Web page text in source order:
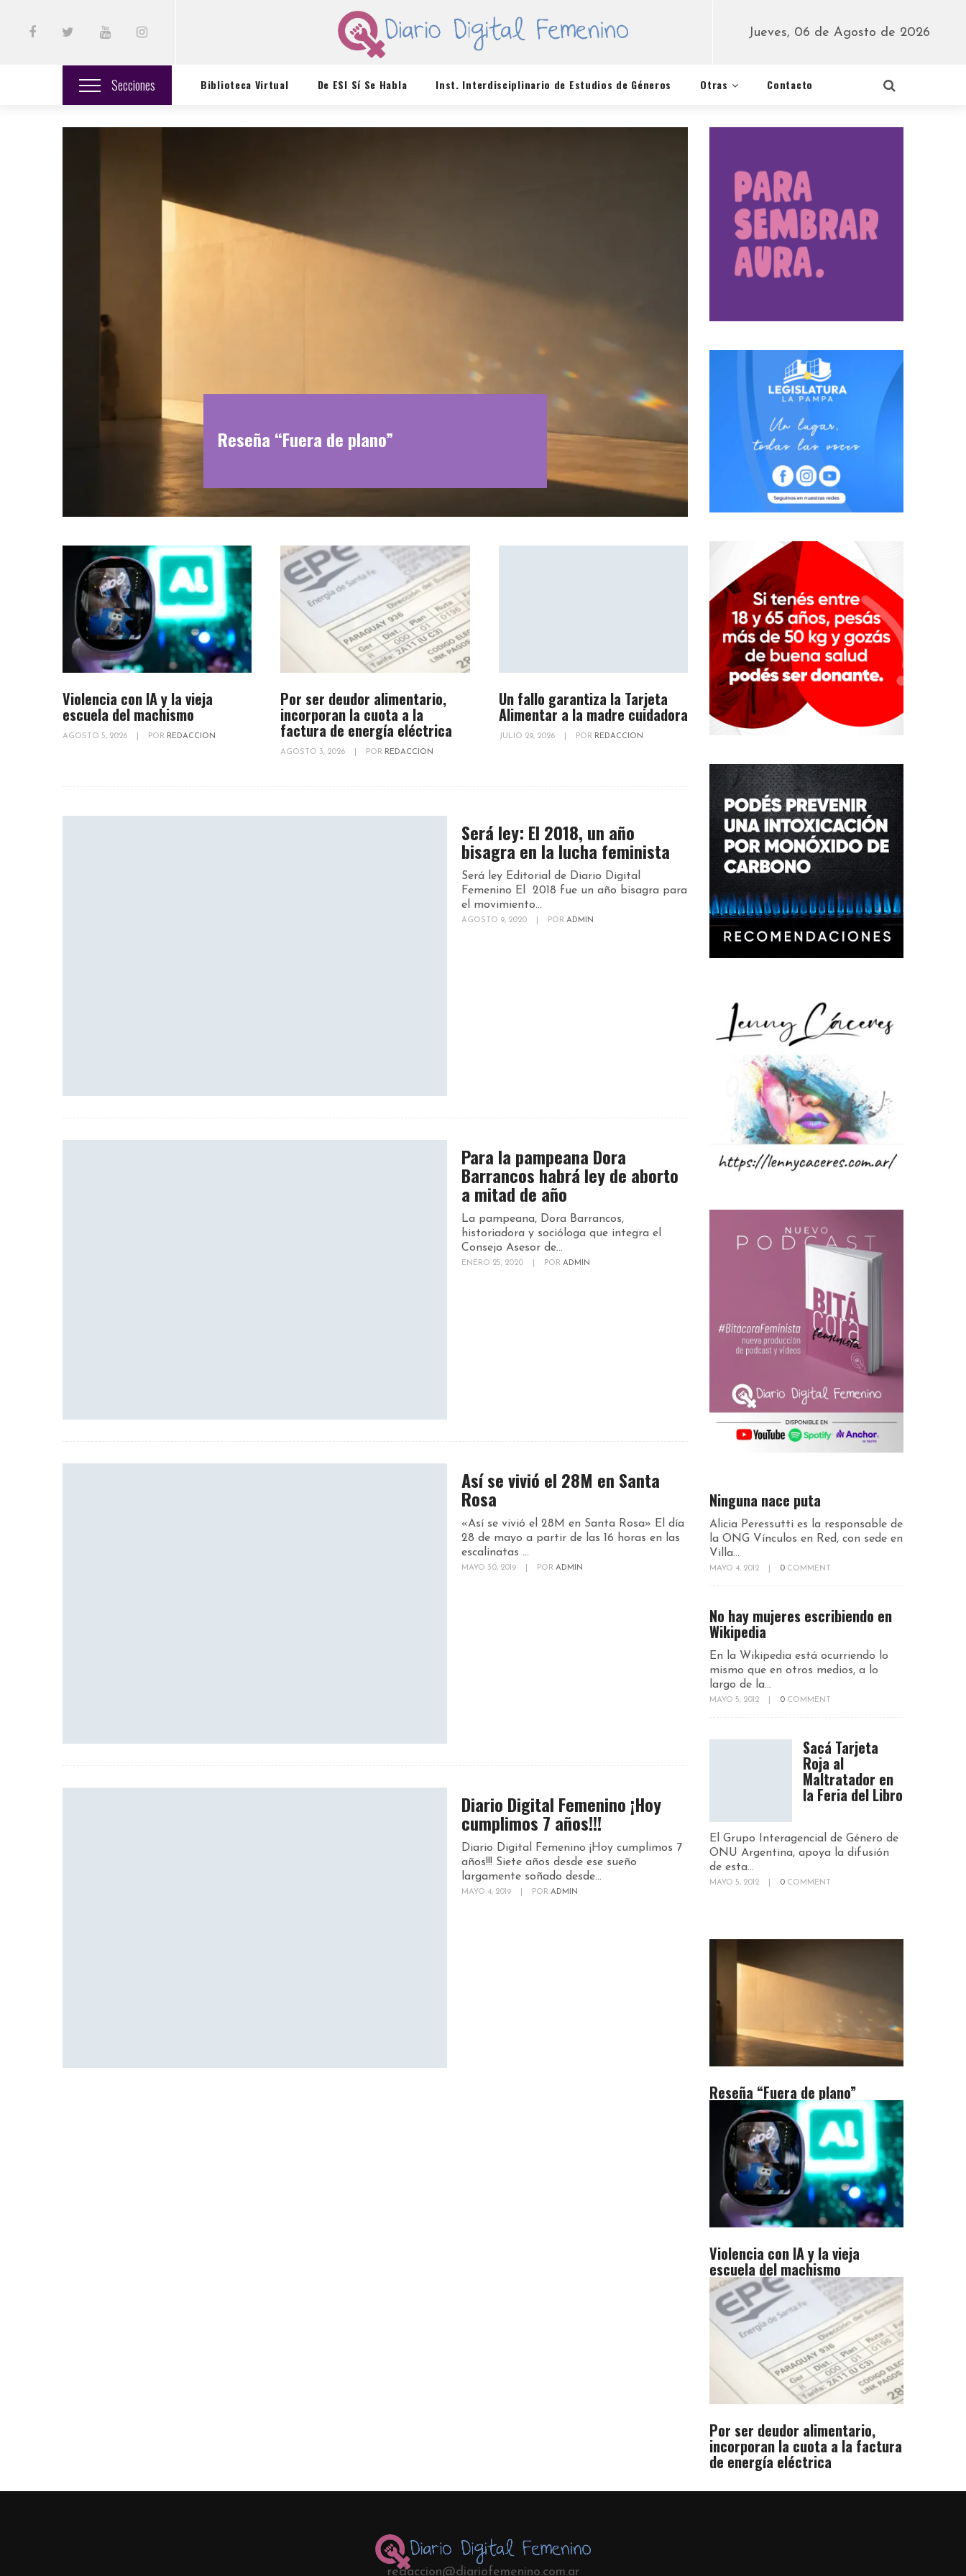
Jueves, 06 de Agosto de 2026
Secciones Biblioteca Virtual De ESI Sí Se Habla Inst. Interdisciplinario de Estudios de Géneros Otras Contacto
Reseña “Fuera de plano”
Violencia con IA y la vieja
escuela del machismo
AGOSTO 5, 2026 POR REDACCION
Por ser deudor alimentario,
incorporan la cuota a la
factura de energía eléctrica
AGOSTO 3, 2026 POR REDACCION
Un fallo garantiza la Tarjeta
Alimentar a la madre cuidadora
JULIO 29, 2026 POR REDACCION
Será ley: El 2018, un año
bisagra en la lucha feminista
Será ley Editorial de Diario Digital
Femenino El 2018 fue un año bisagra para
el movimiento...
AGOSTO 9, 2020 POR ADMIN
Para la pampeana Dora
Barrancos habrá ley de aborto
a mitad de año
La pampeana, Dora Barrancos,
historiadora y socióloga que integra el
Consejo Asesor de...
ENERO 25, 2020 POR ADMIN
Así se vivió el 28M en Santa
Rosa
«Así se vivió el 28M en Santa Rosa» El día
28 de mayo a partir de las 16 horas en las
escalinatas ...
MAYO 30, 2019 POR ADMIN
Diario Digital Femenino ¡Hoy
cumplimos 7 años!!!
Diario Digital Femenino ¡Hoy cumplimos 7
años!!! Siete años desde ese sueño
largamente soñado desde...
MAYO 4, 2019 POR ADMIN
Ninguna nace puta
Alicia Peressutti es la responsable de
la ONG Vínculos en Red, con sede en
Villa...
MAYO 4, 2012 0 COMMENT
No hay mujeres escribiendo en
Wikipedia
En la Wikipedia está ocurriendo lo
mismo que en otros medios, a lo
largo de la...
MAYO 5, 2012 0 COMMENT
Sacá Tarjeta
Roja al
Maltratador en
la Feria del Libro
El Grupo Interagencial de Género de
ONU Argentina, apoya la difusión
de esta...
MAYO 5, 2012 0 COMMENT
Reseña “Fuera de plano”
Violencia con IA y la vieja
escuela del machismo
Por ser deudor alimentario,
incorporan la cuota a la factura
de energía eléctrica
redaccion@diariofemenino.com.ar